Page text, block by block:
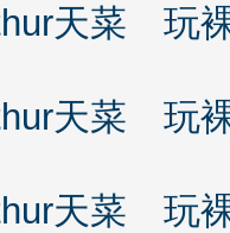
天菜 玩
天菜 玩
天菜 玩